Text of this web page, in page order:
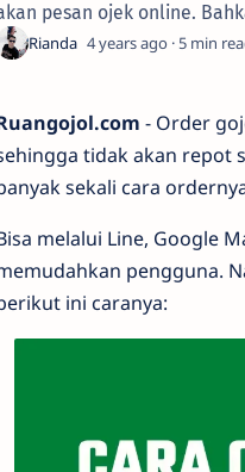
pesan ojek online.
4 years ago 5
- Order
tidak akan repot
sekali cara
melalui Line, Google
pengguna.
ini caranya: